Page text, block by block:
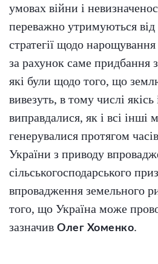
умовах війни і
переважно утримуються від
стратегії щодо
за рахунок саме придбання
які були щодо того, що
вивезуть, в тому числі якісь
виправдалися, як і всі інші
генерувалися протягом
України з приводу
сільськогосподарського
впровадження земельного
того, що Україна може
зазначив Олег Хоменко.